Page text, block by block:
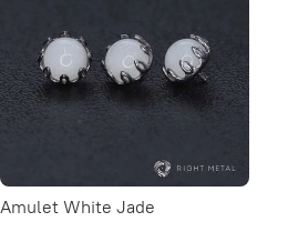
Amulet White Jade